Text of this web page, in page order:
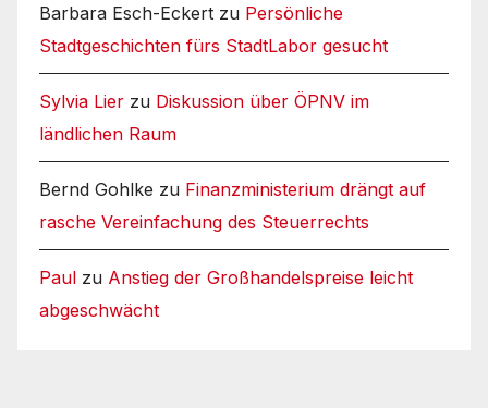
Barbara Esch-Eckert zu Persönliche
Stadtgeschichten fürs StadtLabor gesucht
Sylvia Lier zu Diskussion über ÖPNV im
ländlichen Raum
Bernd Gohlke zu Finanzministerium drängt auf
rasche Vereinfachung des Steuerrechts
Paul zu Anstieg der Großhandelspreise leicht
abgeschwächt